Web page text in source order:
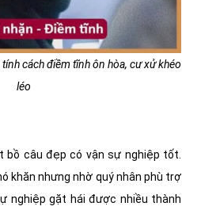
cách điềm tĩnh ôn hòa, cư xử khéo
léo
bồ câu đẹp có vận sự nghiệp tốt.
khăn nhưng nhờ quý nhân phù trợ
nghiệp gặt hái được nhiều thành